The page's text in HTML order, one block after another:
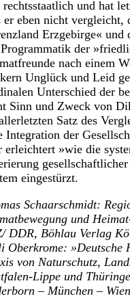
rechtsstaatlich und hat
er eben nicht vergleicht,
Erzgebirge«
der
nach einem
Unglück und Leid
Unterschied der
Sinn und Zweck von
Satz des
Integration der
erleichtert »wie die
eingestürzt.
Schaarschmidt:
und
DDR, Böhlau Verlag
Oberkrome: »Deutsche
von Naturschutz,
Lippe und
– München –